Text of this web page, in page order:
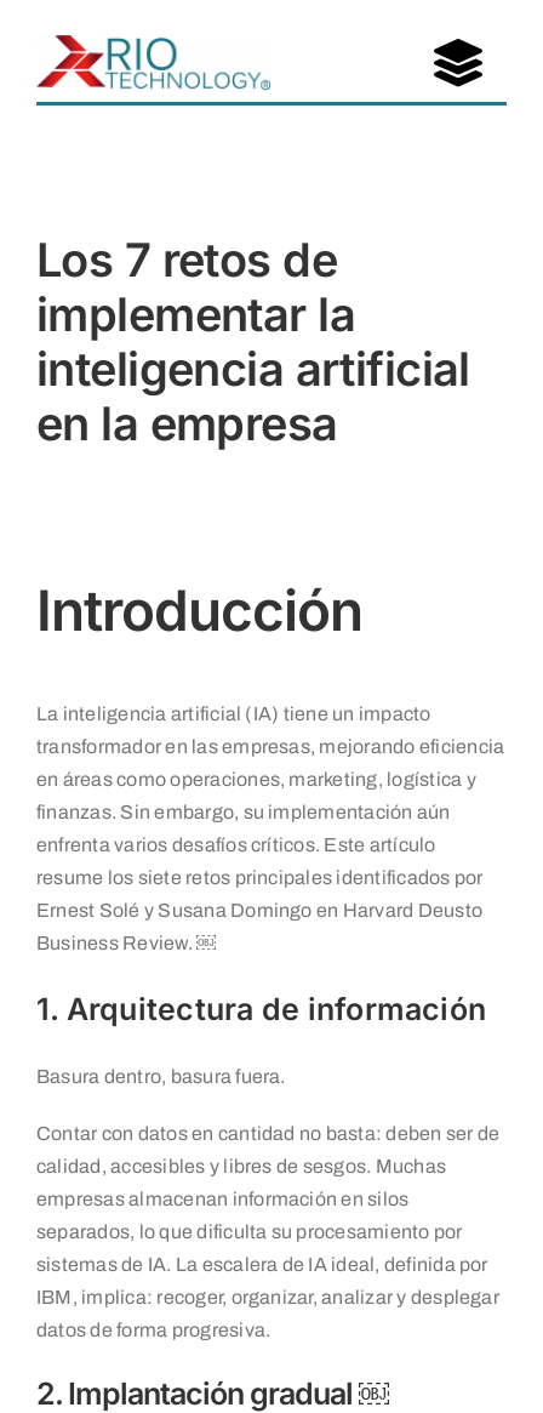
contenido
Entérate
Contáctanos
Los 7 retos de
implementar la
inteligencia artificial
en la empresa
Introducción
La inteligencia artificial (IA) tiene un impacto
transformador en las empresas, mejorando eficiencia
en áreas como operaciones, marketing, logística y
finanzas. Sin embargo, su implementación aún
enfrenta varios desafíos críticos. Este artículo
resume los siete retos principales identificados por
Ernest Solé y Susana Domingo en Harvard Deusto
Business Review. ￼
1. Arquitectura de información
Basura dentro, basura fuera.
Contar con datos en cantidad no basta: deben ser de
calidad, accesibles y libres de sesgos. Muchas
empresas almacenan información en silos
separados, lo que dificulta su procesamiento por
sistemas de IA. La escalera de IA ideal, definida por
IBM, implica: recoger, organizar, analizar y desplegar
datos de forma progresiva.
2. Implantación gradual ￼